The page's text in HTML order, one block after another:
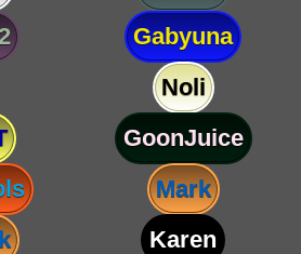
Gabyuna
Noli
GoonJuice
Mark
Karen